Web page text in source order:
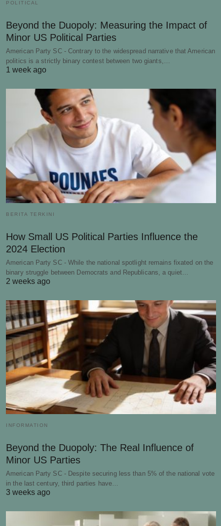
POLITICAL
Beyond the Duopoly: Measuring the Impact of
Minor US Political Parties
American Party SC - Contrary to the widespread narrative that American
politics is a strictly binary contest between two giants,…
1 week ago
BERITA TERKINI
How Small US Political Parties Influence the
2024 Election
American Party SC - While the national spotlight remains fixated on the
binary struggle between Democrats and Republicans, a quiet…
2 weeks ago
INFORMATION
Beyond the Duopoly: The Real Influence of
Minor US Parties
American Party SC - Despite securing less than 5% of the national vote
in the last century, third parties have…
3 weeks ago